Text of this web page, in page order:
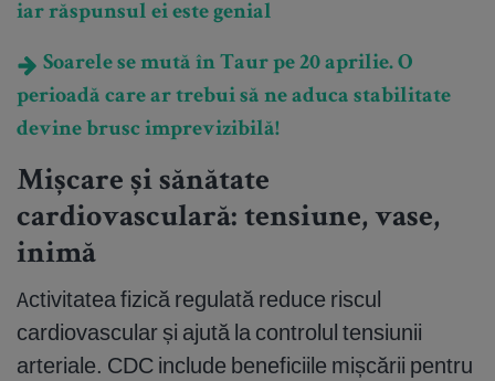
iar răspunsul ei este genial
Soarele se mută în Taur pe 20 aprilie. O
perioadă care ar trebui să ne aduca stabilitate
devine brusc imprevizibilă!
Mișcare și sănătate
cardiovasculară: tensiune, vase,
inimă
Activitatea fizică regulată reduce riscul
cardiovascular și ajută la controlul tensiunii
arteriale. CDC include beneficiile mișcării pentru